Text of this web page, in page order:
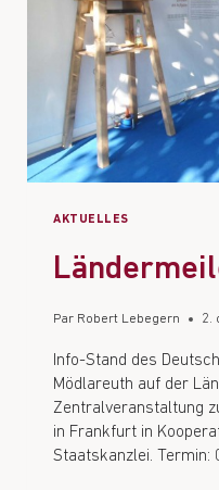
AKTUELLES
Par Robert Lebegern 2.
Info-Stand des
Mödlareuth auf der
Zentralveranstaltung
in Frankfurt in
Staatskanzlei. Termin: